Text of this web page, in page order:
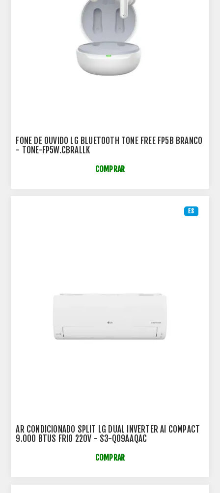
FONE DE OUVIDO LG BLUETOOTH TONE FREE FP5B BRANCO
- TONE-FP5W.CBRALLK
COMPRAR
ES
AR CONDICIONADO SPLIT LG DUAL INVERTER AI COMPACT
9.000 BTUS FRIO 220V - S3-Q09AAQAC
COMPRAR